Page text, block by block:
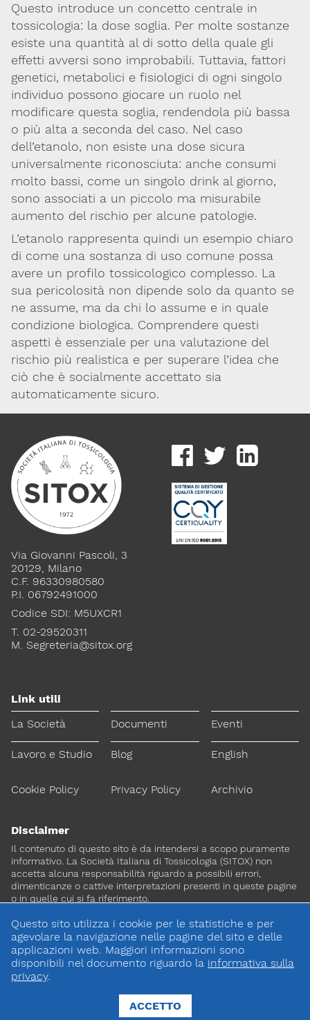
Questo introduce un concetto centrale in
tossicologia: la dose soglia. Per molte sostanze
esiste una quantità al di sotto della quale gli
effetti avversi sono improbabili. Tuttavia, fattori
genetici, metabolici e fisiologici di ogni singolo
individuo possono giocare un ruolo nel
modificare questa soglia, rendendola più bassa
o più alta a seconda del caso. Nel caso
dell’etanolo, non esiste una dose sicura
universalmente riconosciuta: anche consumi
molto bassi, come un singolo drink al giorno,
sono associati a un piccolo ma misurabile
aumento del rischio per alcune patologie.
L’etanolo rappresenta quindi un esempio chiaro
di come una sostanza di uso comune possa
avere un profilo tossicologico complesso. La
sua pericolosità non dipende solo da quanto se
ne assume, ma da chi lo assume e in quale
condizione biologica. Comprendere questi
aspetti è essenziale per una valutazione del
rischio più realistica e per superare l’idea che
ciò che è socialmente accettato sia
automaticamente sicuro.
Via Giovanni Pascoli, 3
20129, Milano
C.F. 96330980580
P.I. 06792491000
Codice SDI: M5UXCR1
T. 02-29520311
M. Segreteria@sitox.org
Link utili
La Società
Documenti Eventi
Lavoro e Studio Blog English
Cookie Policy Privacy Policy Archivio
Disclaimer
Il contenuto di questo sito è da intendersi a scopo puramente
informativo. La Società Italiana di Tossicologia (SITOX) non
accetta alcuna responsabilità riguardo a possibili errori,
dimenticanze o cattive interpretazioni presenti in queste pagine
o in quelle cui si fa riferimento.
Per maggiori informazioni e
approfondimenti
CONTATTACI
Dona il 5 per 1000 a SITOX
Disclaimer
Il contenuto di questo sito è da intendersi a scopo puramente
informativo. La Società Italiana di Tossicologia (SITOX) non
accetta alcuna responsabilità riguardo a possibili errori,
dimenticanze o cattive interpretazioni presenti in queste pagine
o in quelle cui si fa riferimento.
Per maggiori informazioni e
approfondimenti
Dona il 5 per 1000 a SITOX
Questo sito utilizza i cookie per le statistiche e per
agevolare la navigazione nelle pagine del sito e delle
applicazioni web. Maggiori informazioni sono
disponibili nel documento riguardo la informativa sulla
privacy.
ACCETTO